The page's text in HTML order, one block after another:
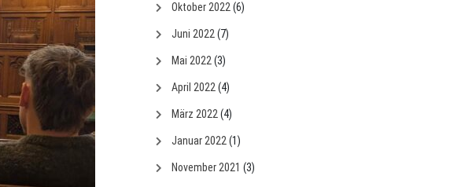
Oktober 2022 (6)
Juni 2022 (7)
Mai 2022 (3)
April 2022 (4)
März 2022 (4)
Januar 2022 (1)
November 2021 (3)